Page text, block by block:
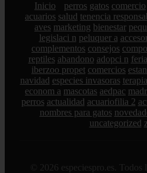
Inicio perros gatos comercio
acuarios salud tenencia
aves marketing bienestar
legislaci n peluquer a
complementos consejos
reptiles abandono adopci n
iberzoo propet comercios
navidad especies invasoras
econom a mascotas aedpac
perros actualidad acuariofilia 2
nombres para gatos
uncategorized
© 2026 especiespro.es. Todos